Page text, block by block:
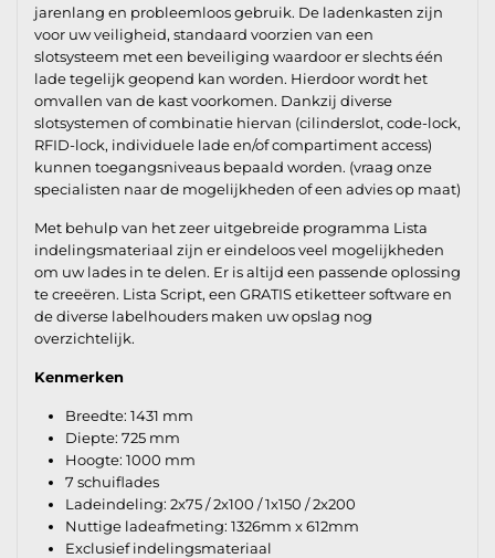
jarenlang en probleemloos gebruik. De ladenkasten zijn
voor uw veiligheid, standaard voorzien van een
slotsysteem met een beveiliging waardoor er slechts één
lade tegelijk geopend kan worden. Hierdoor wordt het
omvallen van de kast voorkomen. Dankzij diverse
slotsystemen of combinatie hiervan (cilinderslot, code-lock,
RFID-lock, individuele lade en/of compartiment access)
kunnen toegangsniveaus bepaald worden. (vraag onze
specialisten naar de mogelijkheden of een advies op maat)
Met behulp van het zeer uitgebreide programma Lista
indelingsmateriaal zijn er eindeloos veel mogelijkheden
om uw lades in te delen. Er is altijd een passende oplossing
te creeëren. Lista Script, een GRATIS etiketteer software en
de diverse labelhouders maken uw opslag nog
overzichtelijk.
Kenmerken
Breedte: 1431 mm
Diepte: 725 mm
Hoogte: 1000 mm
7 schuiflades
Ladeindeling: 2x75 / 2x100 / 1x150 / 2x200
Nuttige ladeafmeting: 1326mm x 612mm
Exclusief indelingsmateriaal